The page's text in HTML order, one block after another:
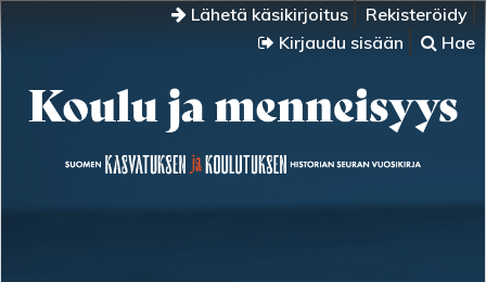
Lähetä käsikirjoitus
Rekisteröidy
Kirjaudu sisään
Hae